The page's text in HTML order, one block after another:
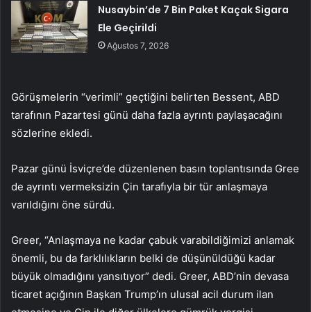
Nusaybin’de 7 Bin Paket Kaçak Sigara
Ele Geçirildi
Ağustos 7, 2026
Görüşmelerin “verimli” geçtiğini belirten Bessent, ABD
tarafının Pazartesi günü daha fazla ayrıntı paylaşacağını
sözlerine ekledi.
Pazar günü İsviçre’de düzenlenen basın toplantısında Gree
de ayrıntı vermeksizin Çin tarafıyla bir tür anlaşmaya
varıldığını öne sürdü.
Greer, “Anlaşmaya ne kadar çabuk varabildiğimizi anlamak
önemli, bu da farklılıkların belki de düşünüldüğü kadar
büyük olmadığını yansıtıyor” dedi. Greer, ABD’nin devasa
ticaret açığının Başkan Trump’ın ulusal acil durum ilan